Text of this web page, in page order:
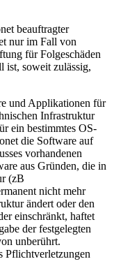
beauftragter
nur im Fall von
für Folgeschäden
ist, soweit zulässig,
und Applikationen für
Infrastruktur
ein bestimmtes OS-
die Software auf
vorhandenen
aus Gründen, die in
(zB
nicht mehr
ändert oder den
einschränkt, haftet
der festgelegten
unberührt.
Pflichtverletzungen